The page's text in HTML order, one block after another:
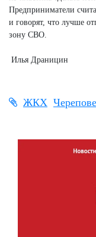
Предприниматели
и говорят, что лучше
зону СВО.
Илья Драницин
ЖКХ